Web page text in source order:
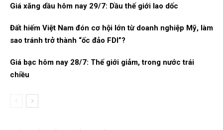
Giá xăng dầu hôm nay 29/7: Dầu thế giới lao dốc
Đất hiếm Việt Nam đón cơ hội lớn từ doanh nghiệp Mỹ, làm
sao tránh trở thành “ốc đảo FDI”?
Giá bạc hôm nay 28/7: Thế giới giảm, trong nước trái
chiều